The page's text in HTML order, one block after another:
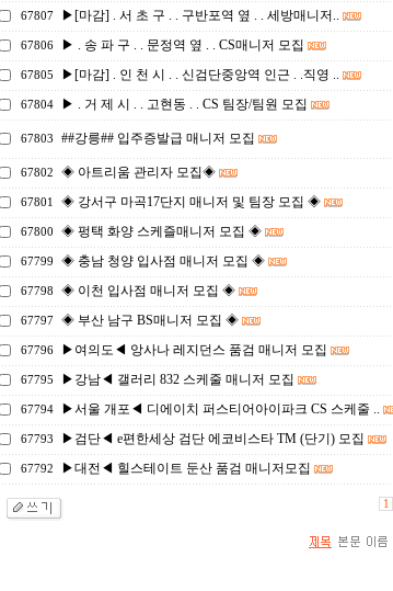
67807 ▶[마감] . 서 초 구 . . 구반포역 옆 . . 세방매니저..
67806 ▶ . 송 파 구 . . 문정역 옆 . . CS매니저 모집
67805 ▶[마감] . 인 천 시 . . 신검단중앙역 인근 . .직영 ..
67804 ▶ . 거 제 시 . . 고현동 . . CS 팀장/팀원 모집
67803 ##강릉## 입주증발급 매니저 모집
67802 ◈ 아트리움 관리자 모집◈
67801 ◈ 강서구 마곡17단지 매니저 및 팀장 모집 ◈
67800 ◈ 펑택 화양 스케즐매니저 모집 ◈
67799 ◈ 충남 청양 입사점 매니저 모집 ◈
67798 ◈ 이천 입사점 매니저 모집 ◈
67797 ◈ 부산 남구 BS매니저 모집 ◈
67796 ▶여의도◀ 앙사나 레지던스 품검 매니저 모집
67795 ▶강남◀ 갤러리 832 스케줄 매니저 모집
67794 ▶서울 개포◀ 디에이치 퍼스티어아이파크 CS 스케줄 ..
67793 ▶검단◀ e편한세상 검단 에코비스타 TM (단기) 모집
67792 ▶대전◀ 힐스테이트 둔산 품검 매니저모집
1